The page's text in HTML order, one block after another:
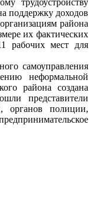
трудоустройству
поддержку доходов
района
их фактических
рабочих мест для
самоуправления
неформальной
района создана
представители
органов полиции,